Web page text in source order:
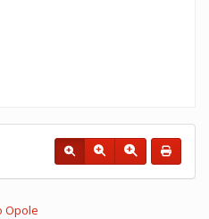
Opole